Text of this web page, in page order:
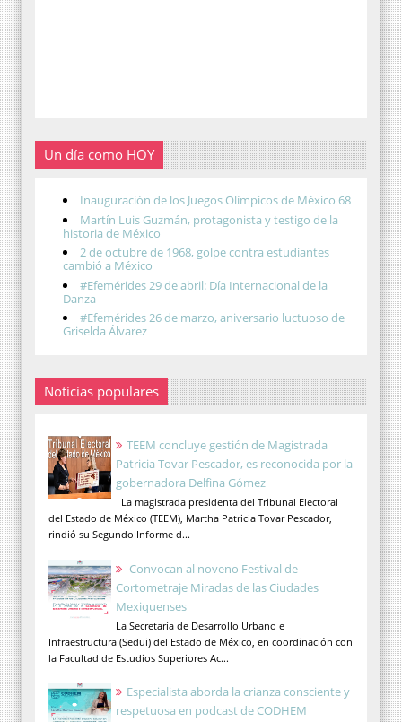
Un día como HOY
Inauguración de los Juegos Olímpicos de México 68
Martín Luis Guzmán, protagonista y testigo de la
historia de México
2 de octubre de 1968, golpe contra estudiantes
cambió a México
#Efemérides 29 de abril: Día Internacional de la
Danza
#Efemérides 26 de marzo, aniversario luctuoso de
Griselda Álvarez
Noticias populares
TEEM concluye gestión de Magistrada
Patricia Tovar Pescador, es reconocida por la
gobernadora Delfina Gómez
La magistrada presidenta del Tribunal Electoral
del Estado de México (TEEM), Martha Patricia Tovar Pescador,
rindió su Segundo Informe d...
Convocan al noveno Festival de
Cortometraje Miradas de las Ciudades
Mexiquenses
La Secretaría de Desarrollo Urbano e
Infraestructura (Sedui) del Estado de México, en coordinación con
la Facultad de Estudios Superiores Ac...
Especialista aborda la crianza consciente y
respetuosa en podcast de CODHEM